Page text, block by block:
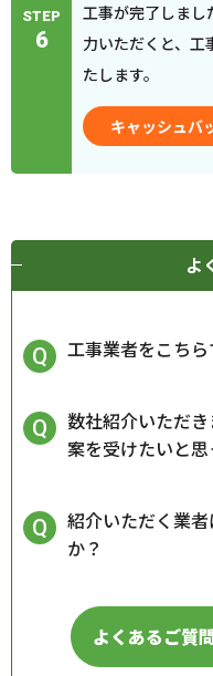
STEP
6
工事が完了しまし
力いただくと、工
たします。
キャッシュバ
よ
工事業者をこち
数社紹介いただ
案を受けたいと思
紹介いただく業
か？
よくあるご質